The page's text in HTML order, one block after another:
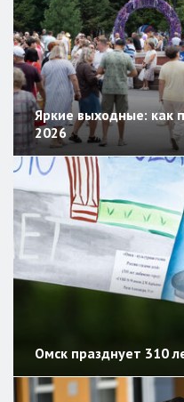
Яркие выходные: как
2026
Омск празднует 310